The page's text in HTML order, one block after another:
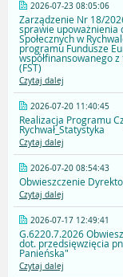
2026-07-23 08:05:06
Zarządzenie Nr 18/
sprawie upoważnienia
Społecznych w
programu Fundusze
współfinansowanego
(FST)
Czytaj dalej
2026-07-20 11:40:45
Realizacja Programu
Rychwał_Statystyka
Czytaj dalej
2026-07-20 08:54:43
Obwieszczenie
Czytaj dalej
2026-07-17 12:49:41
G.6220.7.2026
dot. przedsięwzięcia
Panieńska"
Czytaj dalej